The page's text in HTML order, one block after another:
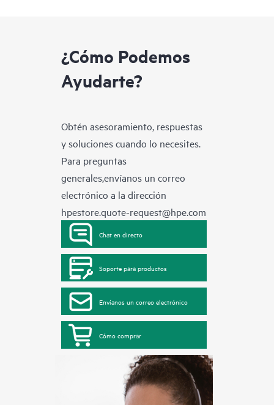
¿Cómo Podemos
Ayudarte?
Obtén asesoramiento, respuestas
y soluciones cuando lo necesites.
Para preguntas
generales,envíanos un correo
electrónico a la dirección
hpestore.quote-request@hpe.com
Chat en directo
Soporte para productos
Envíanos un correo electrónico
Cómo comprar